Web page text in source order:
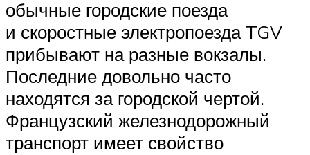
обычные городские поезда
и скоростные электропоезда TGV
прибывают на разные вокзалы.
Последние довольно часто
находятся за городской чертой.
Французский железнодорожный
транспорт имеет свойство